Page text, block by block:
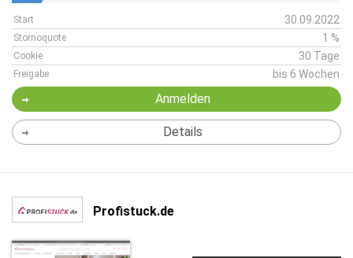
Start 30.09.2022
Stornoquote 1 %
Cookie 30 Tage
Freigabe bis 6 Wochen
Anmelden
Details
Profistuck.de